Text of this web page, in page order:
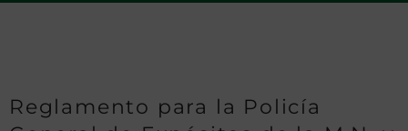
Reglamento para la Policía